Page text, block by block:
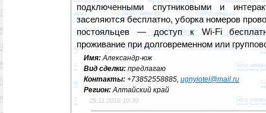
подключенными спутниковыми и
заселяются бесплатно, уборка номеров
постояльцев — доступ к Wi-Fi
проживание при долговременном или
Имя:Александр-юж
Вид сделки: предлагаю
Контакты: +73852558885, ugnyiotel@mail.ru
Регион:Алтайский край
29.11.2016 10:39